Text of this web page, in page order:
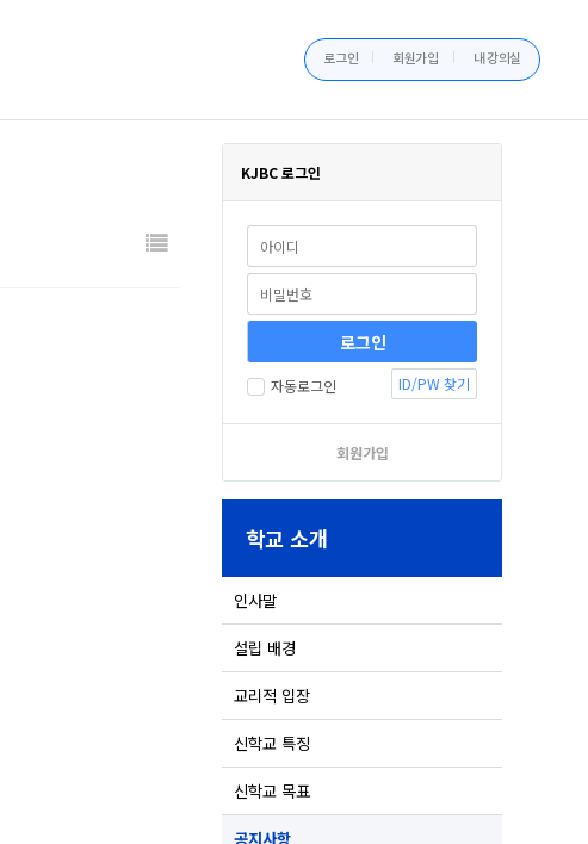
로그인 회원가입 내 강의실
KJBC 로그인
자동로그인 ID/PW 찾기
회원가입
학교 소개
인사말
설립 배경
교리적 입장
신학교 특징
신학교 목표
공지사항